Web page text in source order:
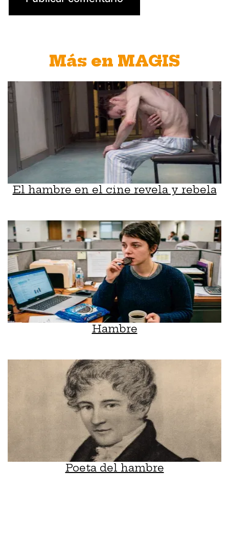
Más en MAGIS
El hambre en el cine revela y rebela
Hambre
Poeta del hambre